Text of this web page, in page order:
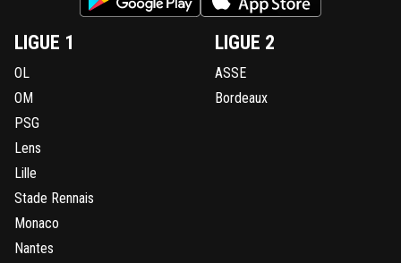
LIGUE 1
OL
OM
PSG
Lens
Lille
Stade Rennais
Monaco
Nantes
LIGUE 2
ASSE
Bordeaux